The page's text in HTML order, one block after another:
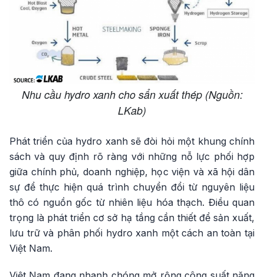
Nhu cầu hydro xanh cho sẩn xuất thép (Nguồn:
LKab)
Phát triển của hydro xanh sẽ đòi hỏi một khung chính
sách và quy định rõ ràng với những nỗ lực phối hợp
giữa chính phủ, doanh nghiệp, học viện và xã hội dân
sự để thực hiện quá trình chuyển đổi từ nguyên liệu
thô có nguồn gốc từ nhiên liệu hóa thạch. Điều quan
trọng là phát triển cơ sở hạ tầng cần thiết để sản xuất,
lưu trữ và phân phối hydro xanh một cách an toàn tại
Việt Nam.